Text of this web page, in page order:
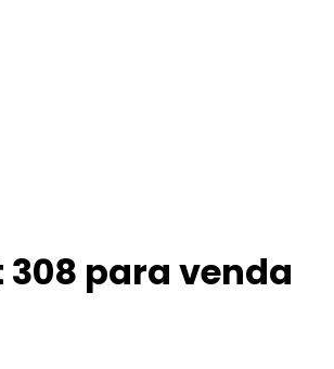
308 para venda